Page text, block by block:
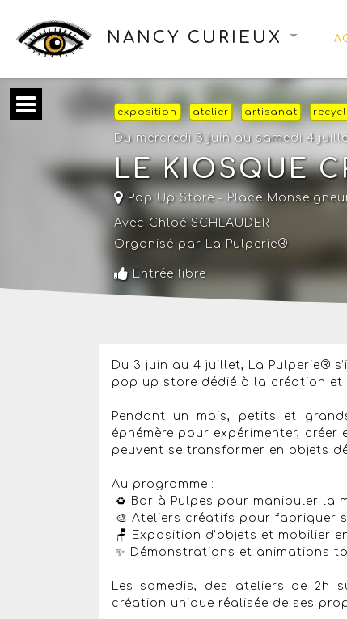
NANCY CURIEUX
exposition atelier artisanat
Du mercredi 3 juin au samedi 4
LE KIOSQUE
Pop Up Store - Place
Avec Chloé SCHLAUDER
Organisé par La Pulperie®
Entrée libre
Du 3 juin au 4 juillet, La Pulperie®
pop up store dédié à la création et
Pendant un mois, petits et
éphémère pour expérimenter,
peuvent se transformer en objets
Au programme :
♻️ Bar à Pulpes pour manipuler la
🎨 Ateliers créatifs pour fabriquer
🪑 Exposition d’objets et mobilier
✨ Démonstrations et animations
Les samedis, des ateliers de 2h
création unique réalisée de ses